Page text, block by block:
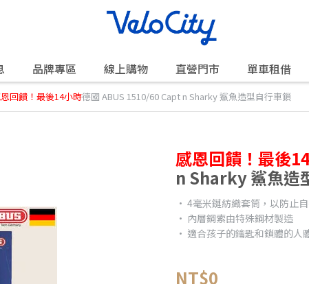
品牌專區 線上購物 直營門市 單車租借
回饋！最後14小時德國 ABUS 1510/60 Capt n Sharky 鯊魚造型自行車鎖
感恩回饋！最後
n Sharky 鯊魚造
• 4毫米鏈紡織套筒，以防止
• 內層鋼索由特殊鋼材製造
• 適合孩子的鑰匙和鎖體的人
NT$0